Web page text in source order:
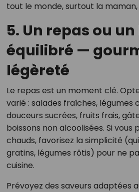
tout le monde, surtout la
5. Un repas ou
équilibré —
légèreté
Le repas est un moment clé.
varié : salades fraîches, légumes
douceurs sucrées, fruits frais,
boissons non alcoolisées. Si vous
chauds, favorisez la simplicité
gratins, légumes rôtis) pour ne
cuisine.
Prévoyez des saveurs adaptées